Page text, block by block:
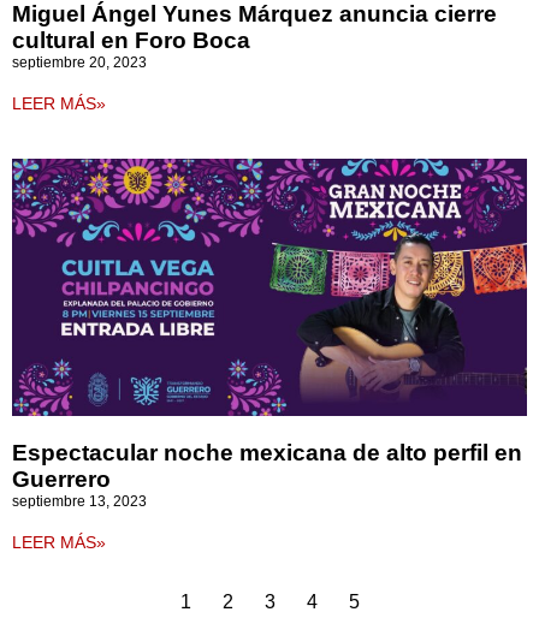
Miguel Ángel Yunes Márquez anuncia cierre
cultural en Foro Boca
septiembre 20, 2023
LEER MÁS»
Espectacular noche mexicana de alto perfil en
Guerrero
septiembre 13, 2023
LEER MÁS»
1 2 3 4 5